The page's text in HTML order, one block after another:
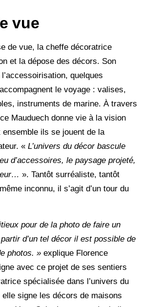
vue
de vue, la cheffe décoratrice
et la dépose des décors. Son
quelques
le voyage : valises,
instruments de marine. À travers
Mauduech donne vie à la vision
ensemble ils se jouent de la
« L’univers du décor bascule
d’accessoires, le paysage projeté,
». Tantôt surréaliste, tantôt
inconnu, il s’agit d’un tour du
pour de la photo de faire un
d’un tel décor il est possible de
photos. » explique Florence
avec ce projet de ses sentiers
spécialisée dans l’univers du
signe les décors de maisons